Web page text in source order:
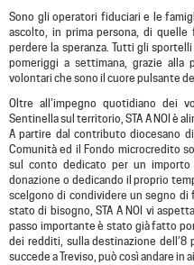
Sono gli operatori fiduciari e le
ascolto, in prima persona, di
perdere la speranza. Tutti gli
pomeriggi a settimana, grazie alla
volontari che sono il cuore pulsante
Oltre all’impegno quotidiano dei
Sentinella sul territorio, STA A NOI è
A partire dal contributo diocesano
Comunità ed il Fondo microcredito
sul conto dedicato per un
donazione o dedicando il proprio
scelgono di condividere un segno
stato di bisogno, STA A NOI vi
passo importante è stato già fatto
dei redditi, sulla destinazione dell’8
succede a Treviso, può così andare